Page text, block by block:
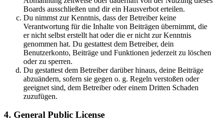
Boards ausschließen und dir ein Hausverbot erteilen.
Du nimmst zur Kenntnis, dass der Betreiber keine
Verantwortung für die Inhalte von Beiträgen übernimmt, die
er nicht selbst erstellt hat oder die er nicht zur Kenntnis
genommen hat. Du gestattest dem Betreiber, dein
Benutzerkonto, Beiträge und Funktionen jederzeit zu löschen
oder zu sperren.
Du gestattest dem Betreiber darüber hinaus, deine Beiträge
abzuändern, sofern sie gegen o. g. Regeln verstoßen oder
geeignet sind, dem Betreiber oder einem Dritten Schaden
zuzufügen.
4. General Public License